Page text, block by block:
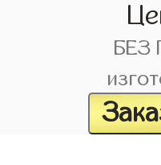
БЕЗ